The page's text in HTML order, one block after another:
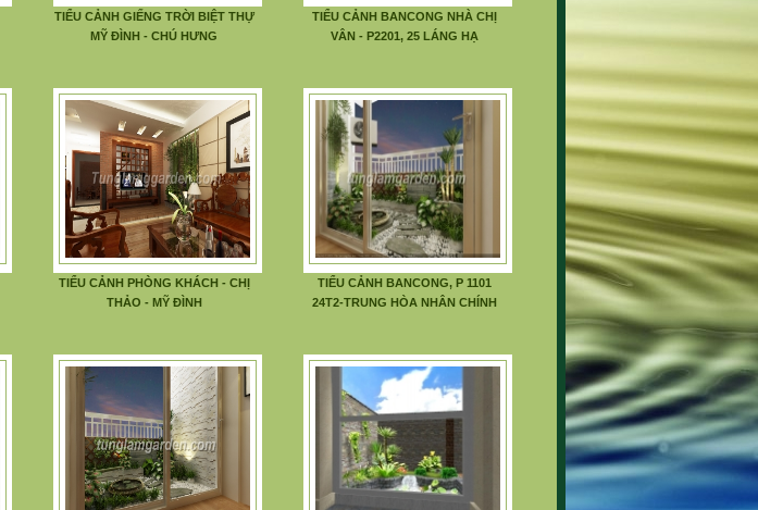
TIỂU CẢNH GIẾNG TRỜI BIỆT THỰ
MỸ ĐÌNH - CHÚ HƯNG
TIỂU CẢNH BANCONG NHÀ CHỊ
VÂN - P2201, 25 LÁNG HẠ
TIỂU CẢNH PHÒNG KHÁCH - CHỊ
THẢO - MỸ ĐÌNH
TIỂU CẢNH BANCONG, P 1101
24T2-TRUNG HÒA NHÂN CHÍNH